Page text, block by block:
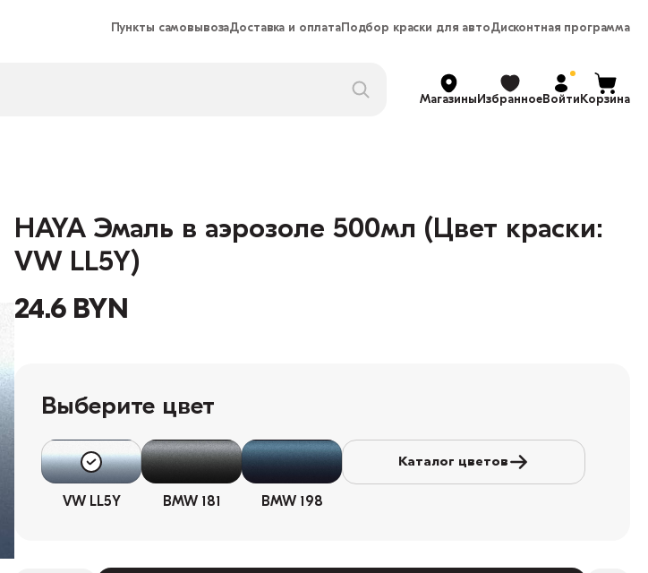
Пункты самовывозаДоставка и оплатаПодбор краски для автоДисконтная программа
МагазиныИзбранноеВойтиКорзина
HAYA Эмаль в аэрозоле 500мл (Цвет краски:
VW LL5Y)
24.6 BYN
Выберите цвет
VW LL5Y BMW 181 BMW 198
Каталог цветов